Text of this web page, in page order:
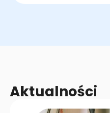
Aktualności